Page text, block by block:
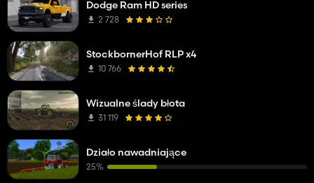
Dodge Ram HD series
2 728
StockbornerHof RLP x4
10 766
Wizualne ślady błota
31 119
Działo nawadniające
25%